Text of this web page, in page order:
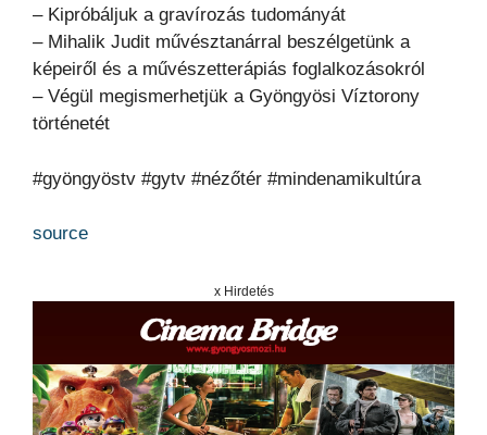
– Kipróbáljuk a gravírozás tudományát
– Mihalik Judit művésztanárral beszélgetünk a
képeiről és a művészetterápiás foglalkozásokról
– Végül megismerhetjük a Gyöngyösi Víztorony
történetét
#gyöngyöstv #gytv #nézőtér #mindenamikultúra
source
x Hirdetés